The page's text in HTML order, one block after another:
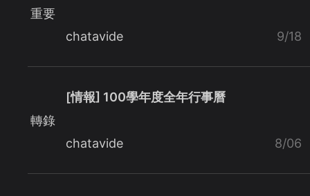
重要
chatavide 9/18
轉錄
[情報] 100學年度全年行事曆
chatavide 8/06